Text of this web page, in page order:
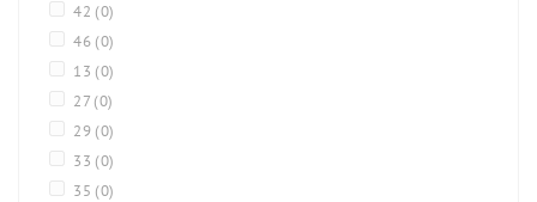
42 (0)
46 (0)
13 (0)
27 (0)
29 (0)
33 (0)
35 (0)